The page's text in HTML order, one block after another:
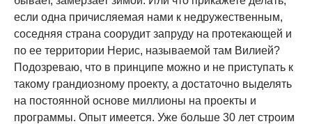
если одна причисляемая нами к недружественным,
соседняя страна соорудит запруду на протекающей и
по ее территории Нерис, называемой там Вилией?
Подозреваю, что в принципе можно и не приступать к
такому грандиозному проекту, а достаточно выделять
на постоянной основе миллионы на проекты и
программы. Опыт имеется. Уже больше 30 лет строим